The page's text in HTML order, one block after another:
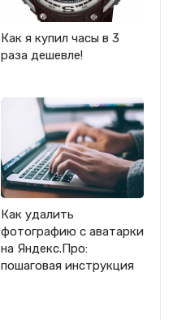
Как я купил часы в 3
раза дешевле!
Как удалить
фотографию с аватарки
на Яндекс.Про:
пошаговая инструкция